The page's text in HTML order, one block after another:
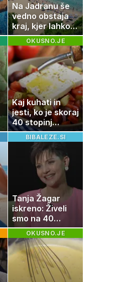
Na Jadranu še
vedno obstaja
kraj, kjer lahko
dopustujete
poceni:
nastanitev že od
10 evrov, kosilo
za pet evrov
OKUSNO.JE
Kaj kuhati in
jesti, ko je skoraj
40 stopinj
Celzija: 5 kosil
brez prižiganja
pečice
BIBALEZE.SI
Tanja Žagar
iskreno: Živeli
smo na 40
kvadratih, a
imela sem vse,
kar otrok
potrebuje
OKUSNO.JE